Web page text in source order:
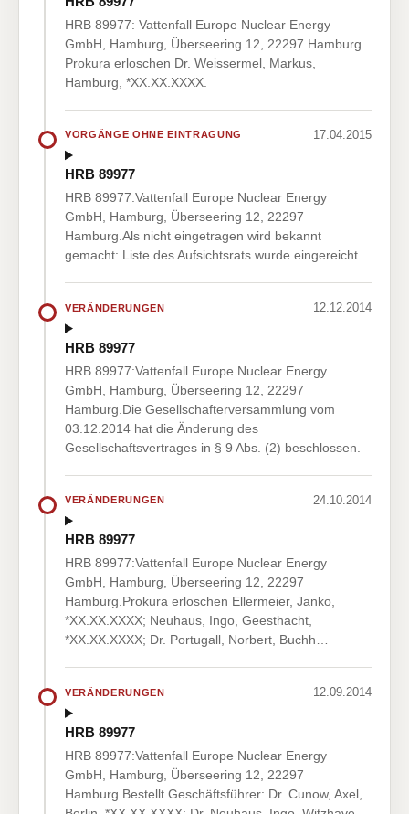
HRB 89977: Vattenfall Europe Nuclear Energy
GmbH, Hamburg, Überseering 12, 22297 Hamburg.
Prokura erloschen Dr. Weissermel, Markus,
Hamburg, *XX.XX.XXXX.
VORGÄNGE OHNE EINTRAGUNG 17.04.2015
HRB 89977
HRB 89977:Vattenfall Europe Nuclear Energy
GmbH, Hamburg, Überseering 12, 22297
Hamburg.Als nicht eingetragen wird bekannt
gemacht: Liste des Aufsichtsrats wurde eingereicht.
VERÄNDERUNGEN 12.12.2014
HRB 89977
HRB 89977:Vattenfall Europe Nuclear Energy
GmbH, Hamburg, Überseering 12, 22297
Hamburg.Die Gesellschafterversammlung vom
03.12.2014 hat die Änderung des
Gesellschaftsvertrages in § 9 Abs. (2) beschlossen.
VERÄNDERUNGEN 24.10.2014
HRB 89977
HRB 89977:Vattenfall Europe Nuclear Energy
GmbH, Hamburg, Überseering 12, 22297
Hamburg.Prokura erloschen Ellermeier, Janko,
*XX.XX.XXXX; Neuhaus, Ingo, Geesthacht,
*XX.XX.XXXX; Dr. Portugall, Norbert, Buchh…
VERÄNDERUNGEN 12.09.2014
HRB 89977
HRB 89977:Vattenfall Europe Nuclear Energy
GmbH, Hamburg, Überseering 12, 22297
Hamburg.Bestellt Geschäftsführer: Dr. Cunow, Axel,